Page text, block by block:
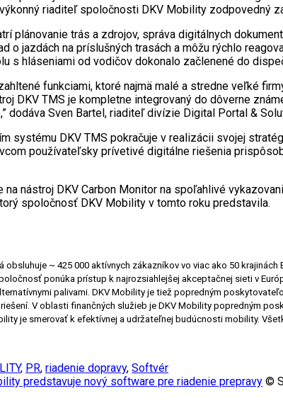
riaditeľ spoločnosti DKV Mobility zodpovedný
plánovanie trás a zdrojov, správa digitálnych
o jazdách na príslušných trasách a môžu rýchlo
s hláseniami od vodičov dokonalo začlenené do
funkciami, ktoré najmä malé a stredne veľké
DKV TMS je kompletne integrovaný do dôverne
dodáva Sven Bartel, riaditeľ divízie Digital Portal &
systému DKV TMS pokračuje v realizácii svojej
používateľsky prívetivé digitálne riešenia
na nástroj DKV Carbon Monitor na spoľahlivé
spoločnosť DKV Mobility v tomto roku predstavila.
~ 425 000 aktívnych zákazníkov vo viac ako 50
ponúka prístup k najrozsiahlejšej akceptačnej sieti v
palivami. DKV Mobility je tiež popredným
V oblasti finančných služieb je DKV Mobility popredným
je smerovať k efektívnej a udržateľnej budúcnosti mobility.
, PR, riadenie dopravy, Softvér
predstavuje nový software pre riadenie prepravy ©